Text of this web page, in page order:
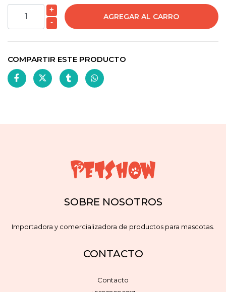
+
-
COMPARTIR ESTE PRODUCTO
SOBRE NOSOTROS
Importadora y comercializadora de productos para mascotas.
CONTACTO
Contacto